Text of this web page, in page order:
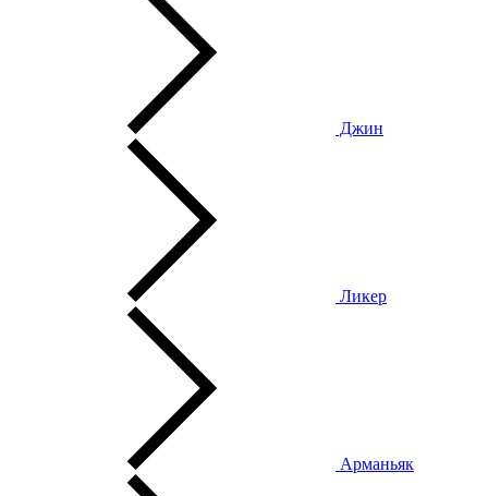
Джин
Ликер
Арманьяк